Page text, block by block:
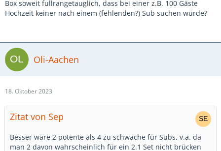
Box soweit fullrangetauglich, dass bei einer z.B. 100 Gäste
Hochzeit keiner nach einem (fehlenden?) Sub suchen würde?
Oli-Aachen
18. Oktober 2023
Zitat von Sep
Besser wäre 2 potente als 4 zu schwache für Subs, v.a. da
man 2 davon wahrscheinlich für ein 2.1 Set nicht brücken